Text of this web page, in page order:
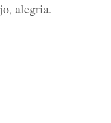
, alegria.